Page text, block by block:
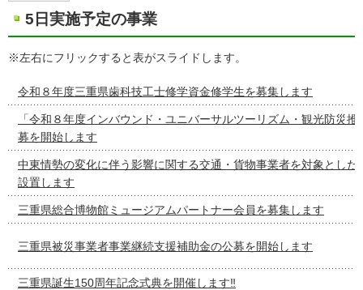
5日実施予定の事業
※左右にフリックすると表がスライドします。
令和８年度三重県歯科技工士修学資金修学生を募集します
「令和８年度インバウンド・ユニバーサルツーリズム・観光防災
募を開始します
中東情勢の変化に伴う影響に関する交通・貨物事業者を対象とした
設置します
三重県総合博物館ミュージアムパートナー会員を募集します
三重県被災事業者事業継続支援補助金の公募を開始します
三重県誕生150周年記念式典を開催します‼